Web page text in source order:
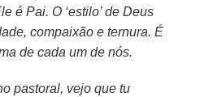
é Pai. O ‘estilo’ de Deus
compaixão e ternura. É
de cada um de nós.
pastoral, vejo que tu